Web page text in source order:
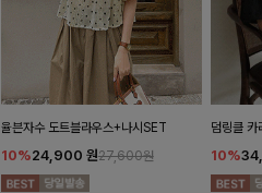
율븐자수 도트블라우스+나시SET
10%24,900 원27,600원
덤링클 카
10%